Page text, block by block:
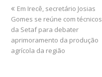
previous
post:
Em Irecê, secretário Josias
Gomes se reúne com técnicos
da Setaf para debater
aprimoramento da produção
agrícola da região